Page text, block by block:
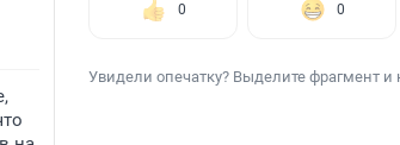
0 0
Увидели опечатку? Выделите фрагмент и